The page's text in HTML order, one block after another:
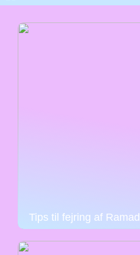
Tips til fejring af